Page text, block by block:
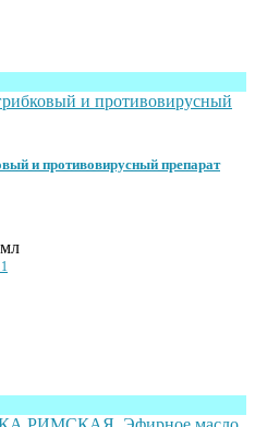
и противовирусный препарат